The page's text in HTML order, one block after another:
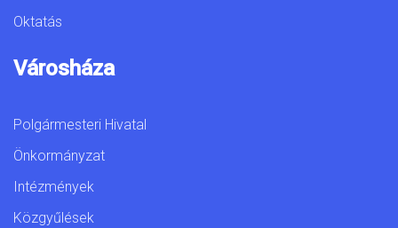
Oktatás
Városháza
Polgármesteri Hivatal
Önkormányzat
Intézmények
Közgyűlések